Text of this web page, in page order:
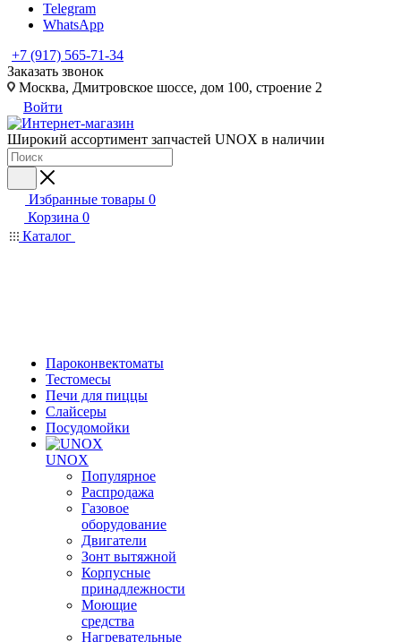
Telegram
WhatsApp
+7 (917) 565-71-34
Заказать звонок
Москва, Дмитровское шоссе, дом 100, строение 2
Войти
Широкий ассортимент запчастей UNOX в наличии
Избранные товары 0
Корзина 0
Каталог
Пароконвектоматы
Тестомесы
Печи для пиццы
Слайсеры
Посудомойки
UNOX
Популярное
Распродажа
Газовое
оборудование
Двигатели
Зонт вытяжной
Корпусные
принадлежности
Моющие
средства
Нагревательные